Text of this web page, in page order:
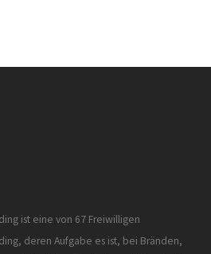
ist eine von 67 Freiwilligen
deren Aufgabe es ist, bei Bränden,